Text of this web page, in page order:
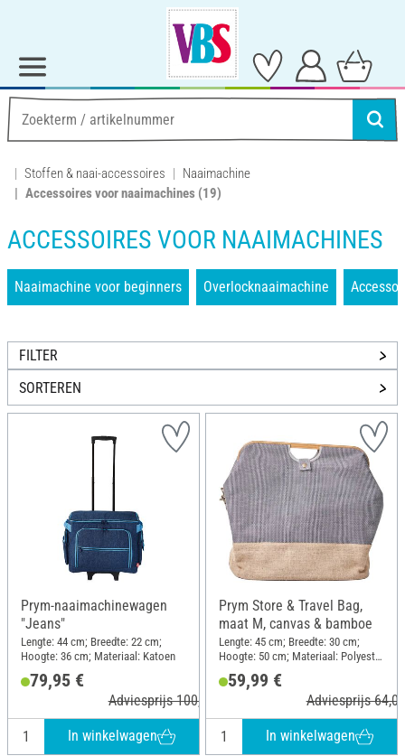
Stoffen & naai-accessoires
Naaimachine
Accessoires voor naaimachines (19)
ACCESSOIRES VOOR NAAIMACHINES
Naaimachine voor beginners Overlocknaaimachine
FILTER
SORTEREN
Prym-naaimachinewagen
"Jeans"
Lengte: 44 cm; Breedte: 22 cm;
Hoogte: 36 cm; Materiaal: Katoen
79,95 €
Adviesprijs 100,00 €
In winkelwagen
Prym Store & Travel Bag,
maat M, canvas & bamboe
Lengte: 45 cm; Breedte: 30 cm;
Hoogte: 50 cm; Materiaal: Polyester
59,99 €
Adviesprijs
In winkelwagen